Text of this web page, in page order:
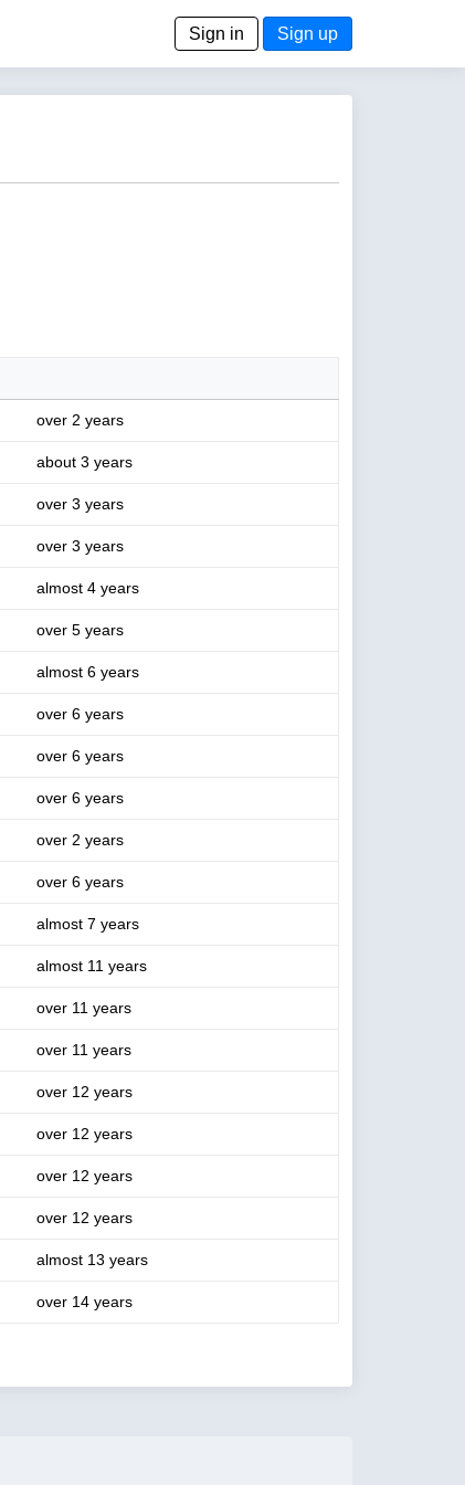
Sign in Sign up
over 2 years
about 3 years
over 3 years
over 3 years
almost 4 years
over 5 years
almost 6 years
over 6 years
over 6 years
over 6 years
over 2 years
over 6 years
almost 7 years
almost 11 years
over 11 years
over 11 years
over 12 years
over 12 years
over 12 years
over 12 years
almost 13 years
over 14 years